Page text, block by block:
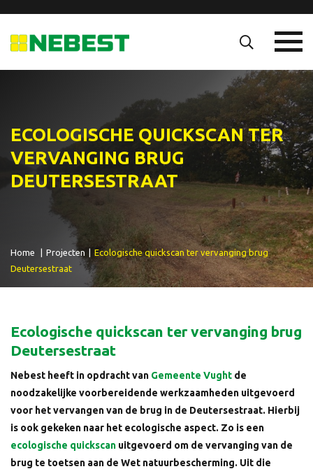
ECOLOGISCHE QUICKSCAN TER
VERVANGING BRUG
DEUTERSESTRAAT
Home Projecten
Ecologische quickscan ter vervanging brug
Deutersestraat
Ecologische quickscan ter vervanging brug
Deutersestraat
Nebest heeft in opdracht van Gemeente Vught de
noodzakelijke voorbereidende werkzaamheden uitgevoerd
voor het vervangen van de brug in de Deutersestraat. Hierbij
is ook gekeken naar het ecologische aspect. Zo is een
ecologische quickscan uitgevoerd om de vervanging van de
brug te toetsen aan de Wet natuurbescherming. Uit die